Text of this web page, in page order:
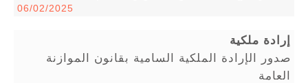
06/02/2025
إرادة ملكية
صدور الإرادة الملكية السامية بقانون الموازنة
العامة